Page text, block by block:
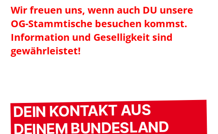
Wir freuen uns, wenn auch DU unsere
OG-Stammtische besuchen kommst.
Information und Geselligkeit sind
gewährleistet!
DEIN KONTAKT AUS
DEINEM BUNDESLAND